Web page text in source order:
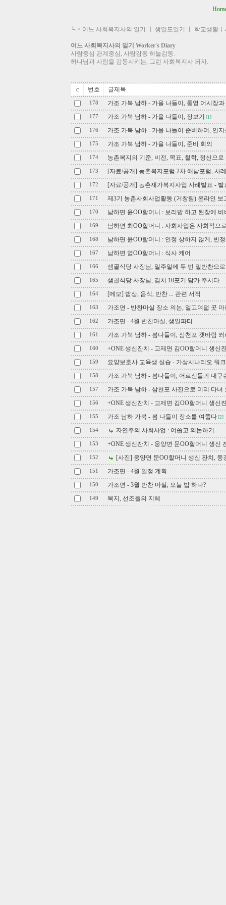
└-> 어느 사회복지사의 일기 생일도일기 학교생활
어느 사회복지사의 일기 Worker's Diary
사람중심 관계중심, 사람감동 하늘감동.
하나님과 사람을 감동시키는, 그런 사회복지사 되자.
c 번호 글제목
178 가조 가북 남하 - 가을 나들이, 통영 어시장
177 가조 가북 남하 - 가을 나들이, 장보기 [1]
176 가조 가북 남하 - 가을 나들이 준비하며, 인지
175 가조 가북 남하 - 가을 나들이, 준비 회의
174 농촌복지의 기준, 비전, 목표, 철학, 정신으
173 [자료/공개] 농촌복지포럼 2차 해남포럼, 사
172 [자료/공개] 농촌재가복지사업 사례발표 - 발
171 제3기 농촌사회사업활동 (거창팀) 온라인 보
170 남하면 윤OO할머니 : 보리밥 하고 된장에
169 남하면 최OO할머니 : 사회사업은 사회적으
168 남하면 윤OO할머니 : 인정 상하지 않게, 빈
167 남하면 염OO할머니 : 식사 케어
166 샘골식당 사장님, 일주일에 두 번 밑반찬으
165 샘골식당 사장님, 김치 10포기 담가 주시다.
164 [메모] 밥상, 음식, 반찬 ... 관련 서적
163 가조면 - 반찬마실 장소 의논, 일고여덟 곳 마
162 가조면 - 4월 반찬마실, 생일파티
161 가조 가북 남하 - 봄나들이, 삼천포 갯바람
160 +ONE 생신잔치 - 고제면 김OO할머니 생신
159 요양보호사 교육생 실습 - 가상시나리오 워
158 가조 가북 남하 - 봄나들이, 어르신들과 대구
157 가조 가북 남하 - 삼천포 사진으로 미리 다녀
156 +ONE 생신잔치 - 고제면 김OO할머니 생신
155 가조 남하 가북 - 봄 나들이 장소를 여쭙다 [2]
154 자연주의 사회사업 : 여쭙고 의논하기
153 +ONE 생신잔치 - 웅양면 문OO할머니 생신
152 [사진] 웅양면 문OO할머니 생신 잔치, 풍
151 가조면 - 4월 일정 계획
150 가조면 - 3월 반찬 마실, 오늘 밥 하나?
149 복지, 선조들의 지혜